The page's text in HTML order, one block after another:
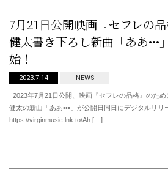
7月21日公開映画『セフレの
健太書き下ろし新曲「ああ•••
始！
2023.7.14 NEWS
2023年7月21日公開、映画『セフレの品格』のた
健太の新曲「ああ•••」が公開日同日にデジタルリリ
https://virginmusic.lnk.to/Ah […]